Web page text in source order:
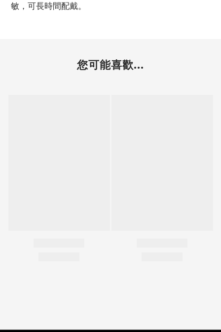
敏，可長時間配戴。
您可能喜歡...